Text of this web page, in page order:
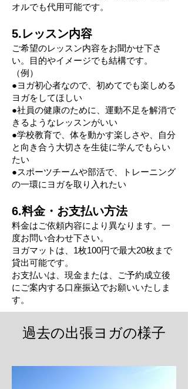
オルでも代用可能です。
5.レッスン内容
ご希望のレッスン内容をお聞かせ下さ
い。目的やイメージでも結構です。
（例）
●ヨガ初心者なので、初めてでも楽しめる
ヨガをしてほしい
●社員の健康のために、運動不足を解消で
きるようなレッスンがいい
●学校教育で、体を動かす楽しさや、自分
と向き合う大切さを生徒に学んでもらい
たい
●スポーツチームや部活で、トレーニング
の一環にヨガを取り入れたい
6.料金・お支払い方法
​料金はご依頼内容により異なります。一
度お問い合わせ下さい。
ヨガマットは、1枚100円で最大20枚まで
貸出可能です。
お支払いは、現金または、ご予約成立後
にご案内する口座振込でお願いいたしま
す。
​過去の出張ヨガの様子